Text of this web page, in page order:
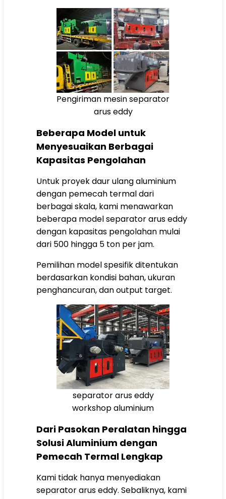
Pengiriman mesin separator
arus eddy
Beberapa Model untuk
Menyesuaikan Berbagai
Kapasitas Pengolahan
Untuk proyek daur ulang aluminium
dengan pemecah termal dari
berbagai skala, kami menawarkan
beberapa model separator arus eddy
dengan kapasitas pengolahan mulai
dari 500 hingga 5 ton per jam.
Pemilihan model spesifik ditentukan
berdasarkan kondisi bahan, ukuran
penghancuran, dan output target.
separator arus eddy
workshop aluminium
Dari Pasokan Peralatan hingga
Solusi Aluminium dengan
Pemecah Termal Lengkap
Kami tidak hanya menyediakan
separator arus eddy. Sebaliknya, kami